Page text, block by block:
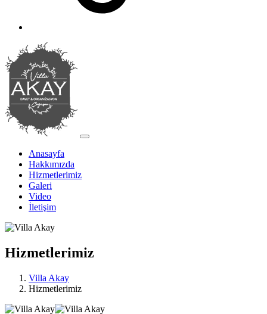
Anasayfa
Hakkımızda
Hizmetlerimiz
Galeri
Video
İletişim
Hizmetlerimiz
Villa Akay
Hizmetlerimiz